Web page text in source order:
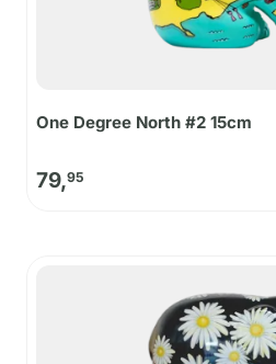
One Degree North #2 15cm
79,95